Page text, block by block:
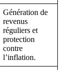
Génération de
revenus
réguliers et
protection
contre
l’inflation.